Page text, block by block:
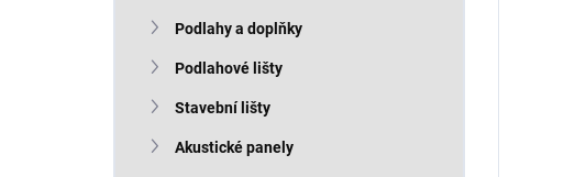
Podlahy a doplňky
Podlahové lišty
Stavební lišty
Akustické panely